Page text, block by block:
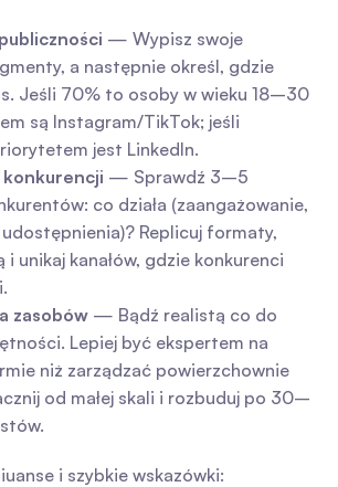
— Wypisz swoje
a następnie określ, gdzie
Jeśli 70% to osoby w wieku 18–30
są Instagram/TikTok; jeśli
jest LinkedIn.
konkurencji — Sprawdź 3–5
co działa (zaangażowanie,
Replicuj formaty,
i unikaj kanałów, gdzie konkurenci
zasobów — Bądź realistą co do
Lepiej być ekspertem na
niż zarządzać powierzchownie
od małej skali i rozbuduj po 30–
i szybkie wskazówki: